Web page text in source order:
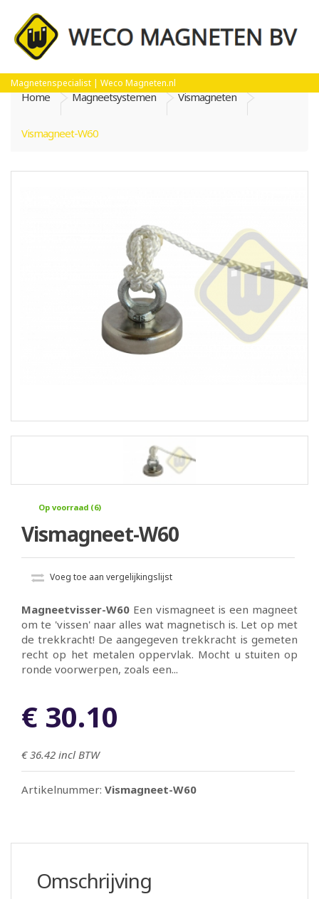
Magnetenspecialist | Weco Magneten.nl
Home Magneetsystemen Vismagneten
Vismagneet-W60
Op voorraad (6)
Vismagneet-W60
Voeg toe aan vergelijkingslijst
Magneetvisser-W60 Een vismagneet is een magneet
om te 'vissen' naar alles wat magnetisch is. Let op met
de trekkracht! De aangegeven trekkracht is gemeten
recht op het metalen oppervlak. Mocht u stuiten op
ronde voorwerpen, zoals een...
€ 30.10
€ 36.42 incl BTW
Artikelnummer: Vismagneet-W60
Omschrijving